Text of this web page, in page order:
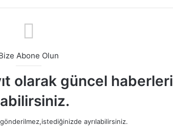
Abone Olun
olarak güncel haberleri
ayrılabilirsiniz.